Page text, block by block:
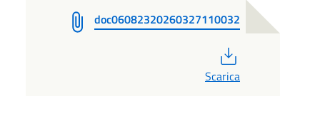
doc06082320260327110032
Scarica